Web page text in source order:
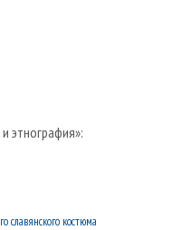
этнография»:
славянского костюма